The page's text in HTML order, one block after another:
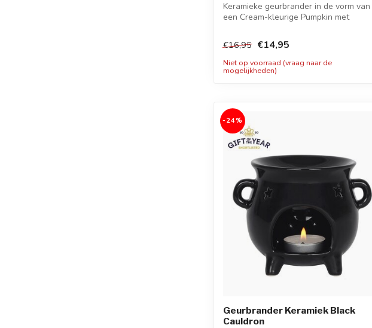
Keramieke geurbrander in de vorm van
een Cream-kleurige Pumpkin met
€16,95 €14,95
Niet op voorraad (vraag naar de
mogelijkheden)
-24%
Geurbrander Keramiek Black
Cauldron